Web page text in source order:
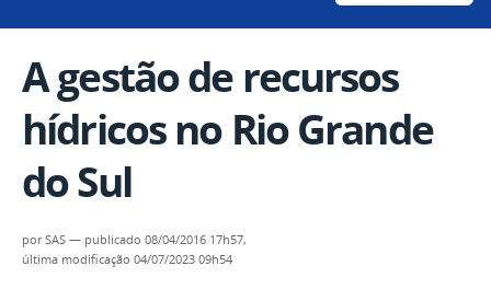
A gestão de recursos
hídricos no Rio Grande
do Sul
porSAS — publicado 08/04/2016 17h57,
última modificação 04/07/2023 09h54